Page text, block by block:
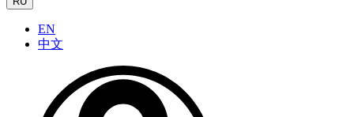
EN
中文